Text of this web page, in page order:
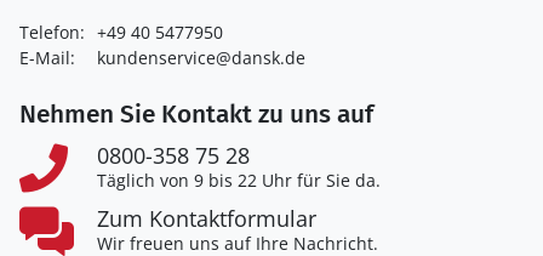
Telefon: +49 40 5477950
E-Mail:
kundenservice@dansk.de
Nehmen Sie Kontakt zu uns auf
0800-358 75 28
Täglich von 9 bis 22 Uhr für Sie da.
Zum Kontaktformular
Wir freuen uns auf Ihre Nachricht.